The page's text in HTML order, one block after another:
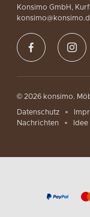
Konsimo GmbH,
© 2026 konsimo.
Datenschutz
Nachrichten
Idee